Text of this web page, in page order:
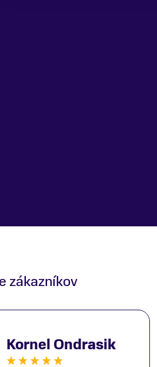
zákazníkov
Kornel Ondrasik